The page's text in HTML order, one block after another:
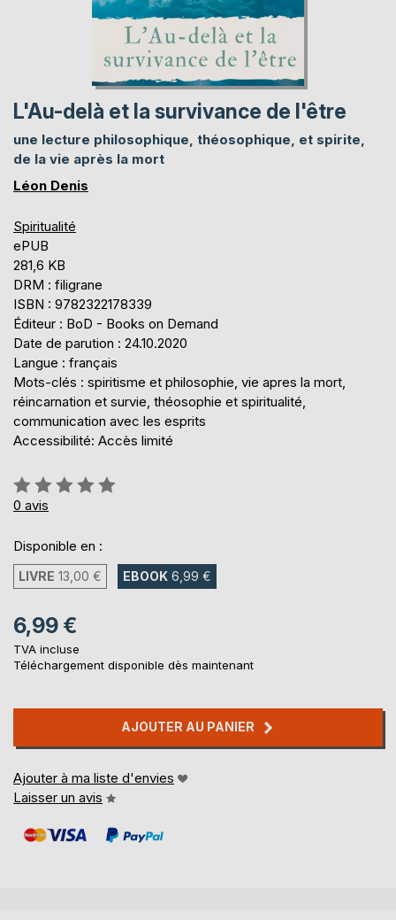
L'Au-delà et la survivance de l'être
une lecture philosophique, théosophique, et spirite,
de la vie après la mort
Léon Denis
Spiritualité
ePUB
281,6 KB
DRM : filigrane
ISBN : 9782322178339
Éditeur : BoD - Books on Demand
Date de parution : 24.10.2020
Langue : français
Mots-clés : spiritisme et philosophie, vie apres la mort,
réincarnation et survie, théosophie et spiritualité,
communication avec les esprits
Accessibilité: Accès limité
Évaluation:
0%
0 avis
Disponible en :
LIVRE 13,00 € EBOOK 6,99 €
6,99 €
TVA incluse
Téléchargement disponible dès maintenant
AJOUTER AU PANIER
Ajouter à ma liste d'envies
Laisser un avis